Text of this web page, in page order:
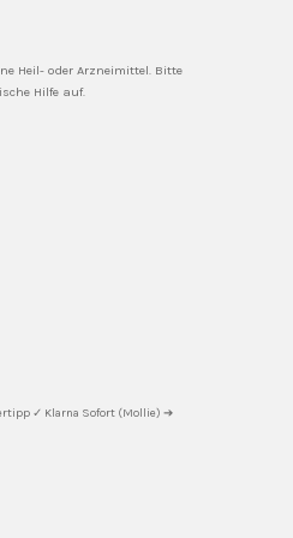
Heil- oder Arzneimittel. Bitte
Hilfe auf.
✓ Klarna Sofort (Mollie) ➔